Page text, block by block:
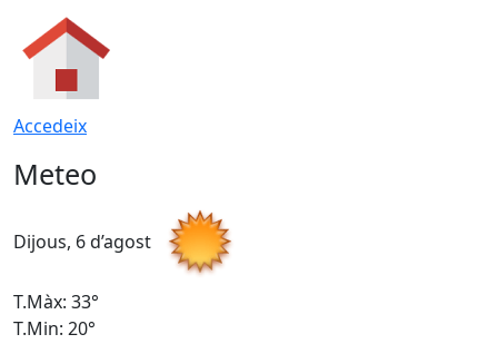
Accedeix
Meteo
Dijous, 6 d’agost
T.Màx: 33°
T.Min: 20°